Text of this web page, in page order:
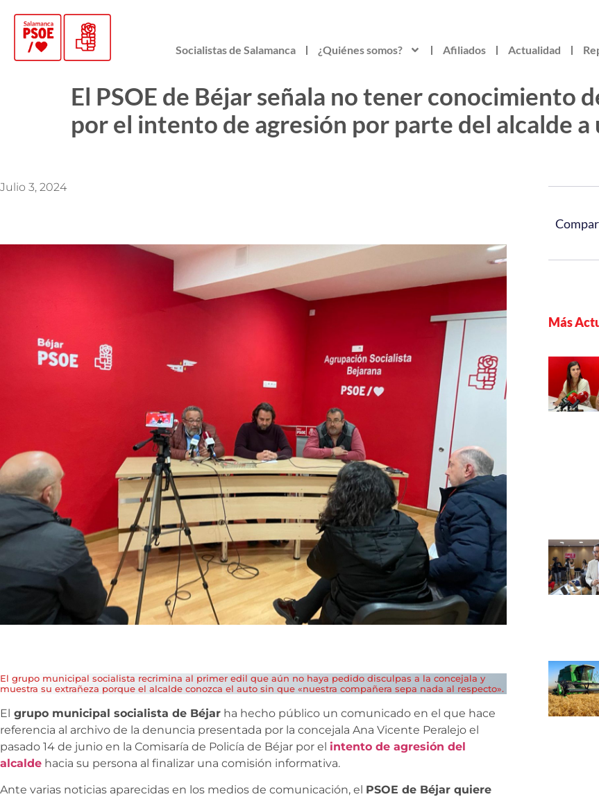
Socialistas de Salamanca ¿Quiénes somos? Afiliados Actualidad
El PSOE de Béjar señala no tener conocimiento
por el intento de agresión por parte del alcalde a
Julio 3, 2024
El grupo municipal socialista recrimina al primer edil que aún no haya pedido disculpas a la concejala y
muestra su extrañeza porque el alcalde conozca el auto sin que «nuestra compañera sepa nada al respecto».
El grupo municipal socialista de Béjar ha hecho público un comunicado en el que hace
referencia al archivo de la denuncia presentada por la concejala Ana Vicente Peralejo el
pasado 14 de junio en la Comisaría de Policía de Béjar por el intento de agresión del
alcalde hacia su persona al finalizar una comisión informativa.
Ante varias noticias aparecidas en los medios de comunicación, el PSOE de Béjar quiere
Más